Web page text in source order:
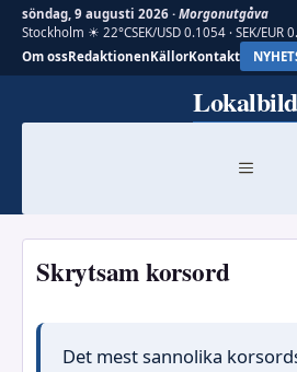
söndag, 9 augusti 2026 · Morgonutgåva
Stockholm ☀ 22°CSEK/USD 0.1054 · SEK/EUR
Om ossRedaktionenKällorKontakt
Lokalbild
MENY
Skrytsam korsord
Det mest sannolika